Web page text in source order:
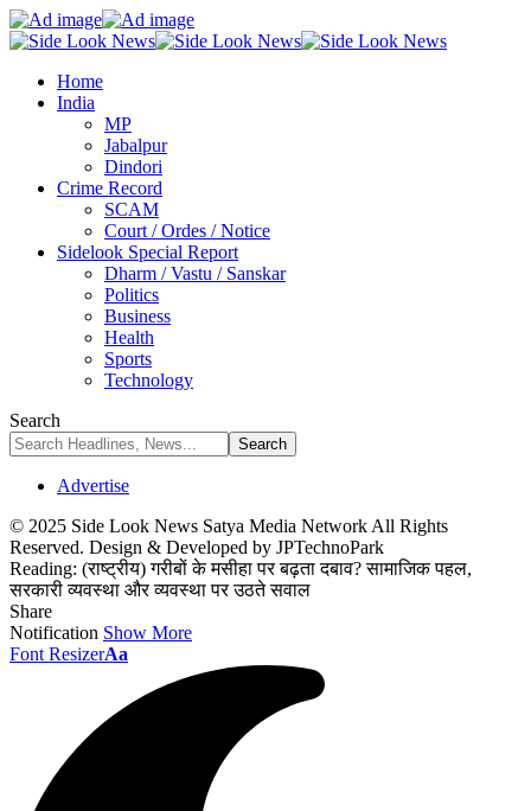
Home
India
MP
Jabalpur
Dindori
Crime Record
SCAM
Court / Ordes / Notice
Sidelook Special Report
Dharm / Vastu / Sanskar
Politics
Business
Health
Sports
Technology
Search
Advertise
© 2025 Side Look News Satya Media Network All Rights
Reserved. Design & Developed by JPTechnoPark
Reading: (राष्ट्रीय) गरीबों के मसीहा पर बढ़ता दबाव? सामाजिक पहल,
सरकारी व्यवस्था और व्यवस्था पर उठते सवाल
Share
Notification Show More
Font ResizerAa